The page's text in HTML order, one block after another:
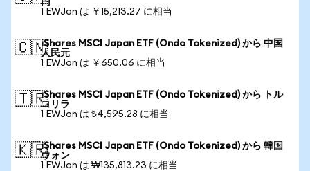
円
1 EWJon は ￥15,213.27 に相当
🇨🇳iShares MSCI Japan ETF (Ondo Tokenized) から 中国
人民元
1 EWJon は ￥650.06 に相当
🇹🇷iShares MSCI Japan ETF (Ondo Tokenized) から トル
コリラ
1 EWJon は ₺4,595.28 に相当
🇰🇷iShares MSCI Japan ETF (Ondo Tokenized) から 韓国
ウォン
1 EWJon は ₩135,813.23 に相当